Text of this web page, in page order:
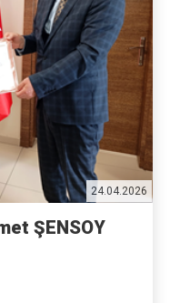
24.04.2026
ŞENSOY